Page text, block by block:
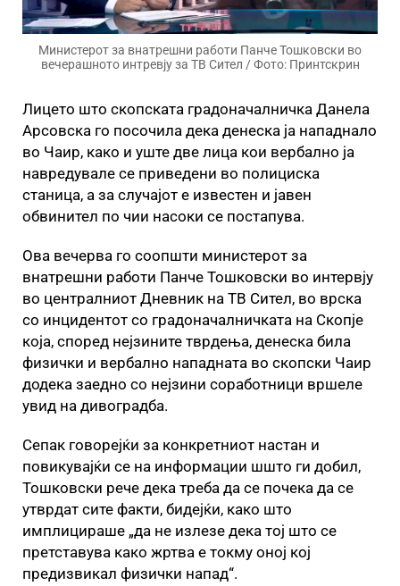
Министерот за внатрешни работи Панче Тошковски во
вечерашното интревју за ТВ Сител / Фото: Принтскрин
Лицето што скопската градоначалничка Данела
Арсовска го посочила дека денеска ја нападнало
во Чаир, како и уште две лица кои вербално ја
навредувале се приведени во полициска
станица, а за случајот е известен и јавен
обвинител по чии насоки се постапува.
Ова вечерва го соопшти министерот за
внатрешни работи Панче Тошковски во интервју
во централниот Дневник на ТВ Сител, во врска
со инцидентот со градоначалничката на Скопје
која, според нејзините тврдења, денеска била
физички и вербално нападната во скопски Чаир
додека заедно со нејзини соработници вршеле
увид на дивоградба.
Сепак говорејќи за конкретниот настан и
повикувајќи се на информации шшто ги добил,
Тошковски рече дека треба да се почека да се
утврдат сите факти, бидејќи, како што
имплицираше „да не излезе дека тој што се
претставува како жртва е токму оној кој
предизвикал физички напад“.